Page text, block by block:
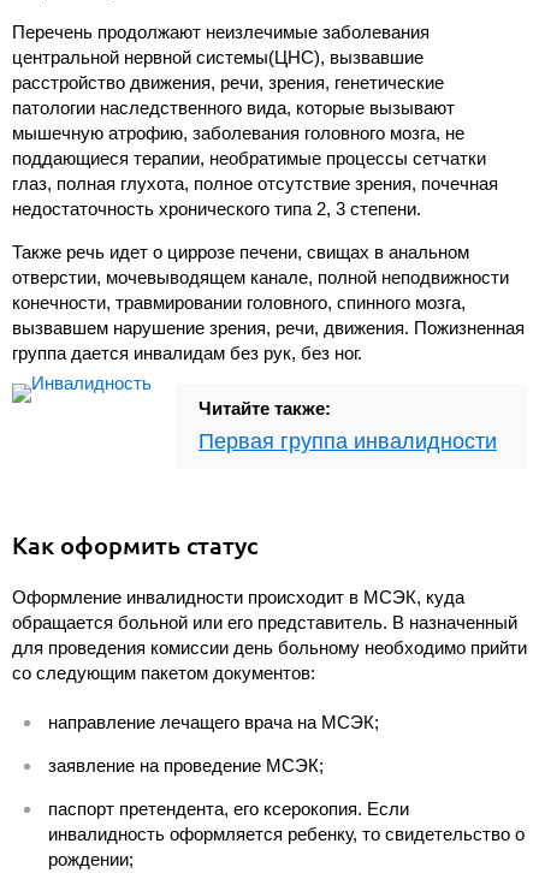
Перечень продолжают неизлечимые заболевания
центральной нервной системы(ЦНС), вызвавшие
расстройство движения, речи, зрения, генетические
патологии наследственного вида, которые вызывают
мышечную атрофию, заболевания головного мозга, не
поддающиеся терапии, необратимые процессы сетчатки
глаз, полная глухота, полное отсутствие зрения, почечная
недостаточность хронического типа 2, 3 степени.
Также речь идет о циррозе печени, свищах в анальном
отверстии, мочевыводящем канале, полной неподвижности
конечности, травмировании головного, спинного мозга,
вызвавшем нарушение зрения, речи, движения. Пожизненная
группа дается инвалидам без рук, без ног.
Читайте также:
Первая группа инвалидности
Как оформить статус
Оформление инвалидности происходит в МСЭК, куда
обращается больной или его представитель. В назначенный
для проведения комиссии день больному необходимо прийти
со следующим пакетом документов:
направление лечащего врача на МСЭК;
заявление на проведение МСЭК;
паспорт претендента, его ксерокопия. Если
инвалидность оформляется ребенку, то свидетельство о
рождении;